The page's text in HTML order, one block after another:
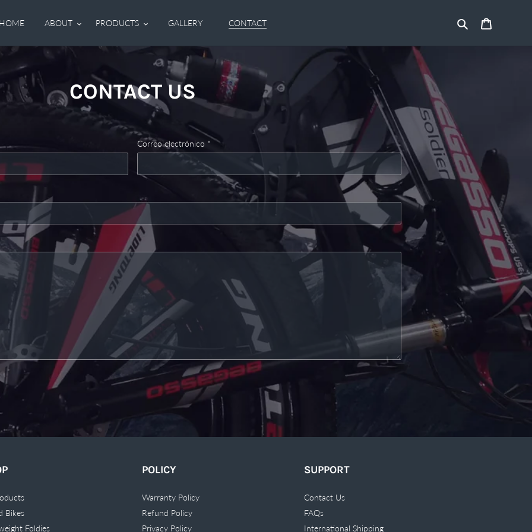
HOME ABOUT PRODUCTS GALLERY CONTACT Buscar
CONTACT US
Correo electrónico *
Bikes
Foldies
POLICY
Warranty Policy
Refund Policy
Privacy Policy
SUPPORT
Contact Us
FAQs
International Shipping